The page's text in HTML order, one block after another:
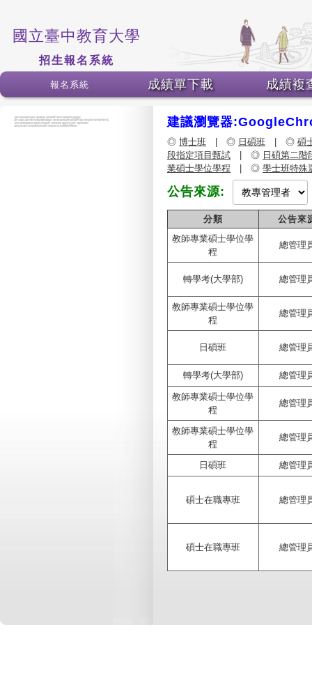
國立臺中教育大學
招生報名系統
報名系統 成績單下載 成績複
建議瀏覽器
◎ 博士班 | ◎ 日碩班 | ◎ 碩
段指定項目甄試 | ◎ 日碩第二階
業碩士學位學程 | ◎ 學士班特殊
公告來源:
分類
公告來
教師專業碩士學位學
程
總管理
轉學考(大學部) 總管理
教師專業碩士學位學
程
總管理
日碩班 總管理
轉學考(大學部) 總管理
教師專業碩士學位學
程
總管理
教師專業碩士學位學
程
總管理
日碩班 總管理
碩士在職專班 總管理
碩士在職專班 總管理